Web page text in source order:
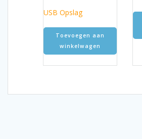
USB Opslag
Toevoegen aan
winkelwagen